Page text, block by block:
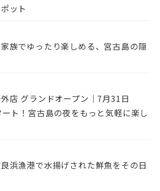
ット
族でゆったり楽しめる、宮古島の隠
店 グランドオープン｜7月31日
ート！宮古島の夜をもっと気軽に楽し
浜漁港で水揚げされた鮮魚をその日